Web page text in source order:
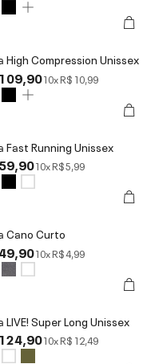
High Compression Unissex
10xR$ 10,99
Fast Running Unissex
10xR$ 5,99
Cano Curto
10xR$ 4,99
LIVE! Super Long Unissex
10xR$ 12,49